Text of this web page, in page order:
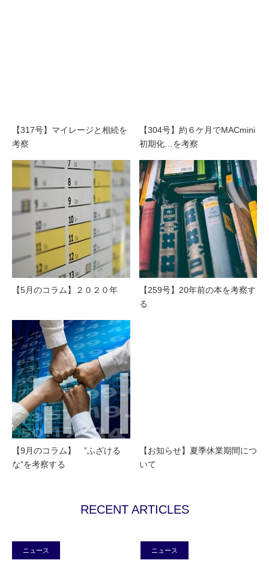
【317号】マイレージと相続を
考察
【304号】約６ケ月でMACmini
初期化…を考察
【5月のコラム】２０２０年
【259号】20年前の本を考察す
る
【9月のコラム】 ”ふざける
な”を考察する
【お知らせ】夏季休業期間につ
いて
RECENT ARTICLES
ニュース ニュース